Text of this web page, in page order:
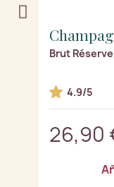
Brut Réserve
4.9/5
26,90